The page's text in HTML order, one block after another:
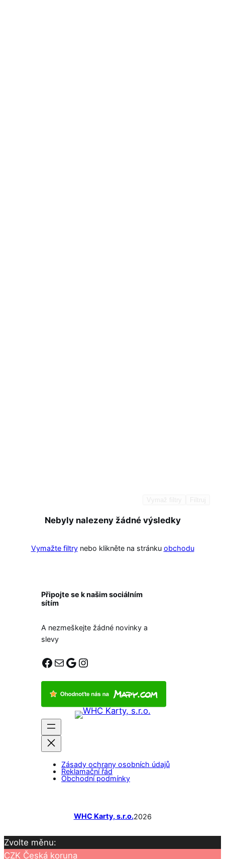
Nebyly nalezeny žádné výsledky
Vymažte filtrynebo klikněte na stránku obchodu
Připojte se k našim sociálním
sítím
A nezmeškejte žádné novinky a
slevy
Facebook E-mail Google Instagram
Zásady ochrany osobních údajů
Reklamační řád
Obchodní podmínky
WHC Karty, s.r.o.2026
Zvolte měnu:
CZK Česká koruna